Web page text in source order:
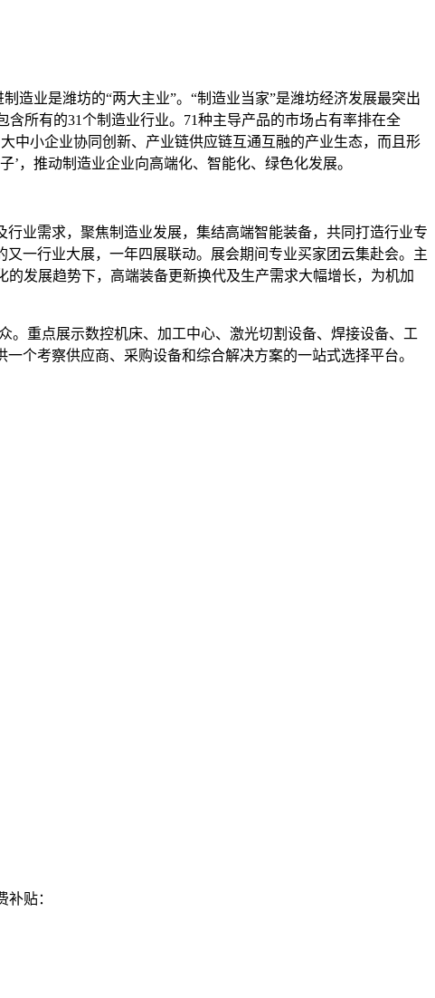
造业是潍坊的“两大主业”。“制造业当家”是潍坊经济发展最突出
含所有的31个制造业行业。71种主导产品的市场占有率排在全
中小企业协同创新、产业链供应链互通互融的产业生态，而且形
，推动制造业企业向高端化、智能化、绿色化发展。
业需求，聚焦制造业发展，集结高端智能装备，共同打造行业专
一行业大展，一年四展联动。展会期间专业买家团云集赴会。主
发展趋势下，高端装备更新换代及生产需求大幅增长，为机加
。重点展示数控机床、加工中心、激光切割设备、焊接设备、工
个考察供应商、采购设备和综合解决方案的一站式选择平台。
贴：